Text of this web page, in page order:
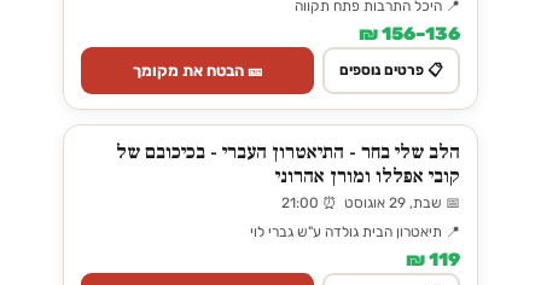
📍 היכל התרבות פתח תקווה
136–156 ₪
📋 פרטים נוספים 🎫 הבטח את מקומך
הלב שלי בחר - התיאטרון העברי - בכיכובם של
קובי אפללו ומורן אהרוני
📅 שבת, 29 אוגוסט ⏰ 21:00
📍 תיאטרון הבית גולדה ע"ש גברי לוי
119 ₪